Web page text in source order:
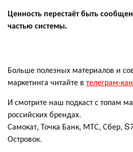
Ценность перестаёт быть
частью системы.
Больше полезных материалов и
маркетинга читайте в телеграм-
И смотрите наш подкаст с топам
российских брендах.
Самокат, Точка Банк, МТС, Сбер,
Островок.